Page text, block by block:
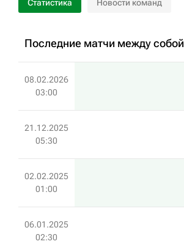
Статистика Новости команд
Последние матчи между собой
08.02.2026
03:00
21.12.2025
05:30
02.02.2025
01:00
06.01.2025
02:30